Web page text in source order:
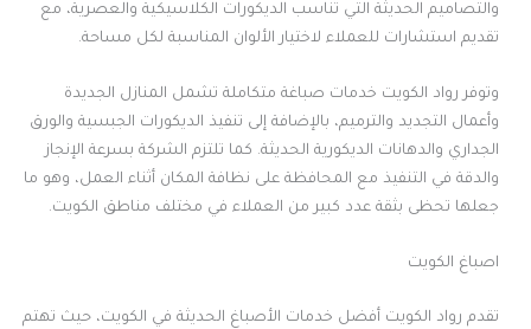
والتصاميم الحديثة التي تناسب الديكورات الكلاسيكية والعصرية، مع
تقديم استشارات للعملاء لاختيار الألوان المناسبة لكل مساحة.
وتوفر رواد الكويت خدمات صباغة متكاملة تشمل المنازل الجديدة
وأعمال التجديد والترميم، بالإضافة إلى تنفيذ الديكورات الجبسية والورق
الجداري والدهانات الديكورية الحديثة. كما تلتزم الشركة بسرعة الإنجاز
والدقة في التنفيذ مع المحافظة على نظافة المكان أثناء العمل، وهو ما
جعلها تحظى بثقة عدد كبير من العملاء في مختلف مناطق الكويت.
اصباغ الكويت
تقدم رواد الكويت أفضل خدمات الأصباغ الحديثة في الكويت، حيث تهتم